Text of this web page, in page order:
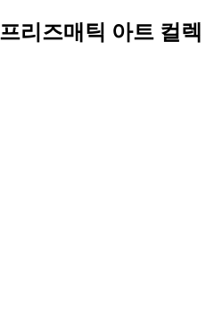
리즈매틱 아트 컬렉